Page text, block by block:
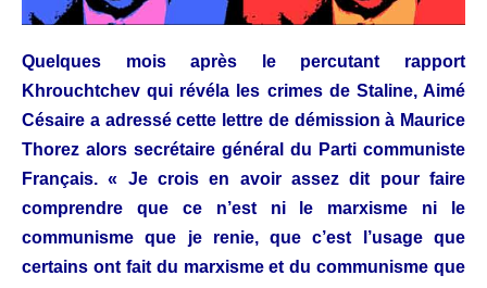
Quelques mois après le percutant rapport
Khrouchtchev qui révéla les crimes de Staline, Aimé
Césaire a adressé cette lettre de démission à Maurice
Thorez alors secrétaire général du Parti communiste
Français. « Je crois en avoir assez dit pour faire
comprendre que ce n’est ni le marxisme ni le
communisme que je renie, que c’est l’usage que
certains ont fait du marxisme et du communisme que